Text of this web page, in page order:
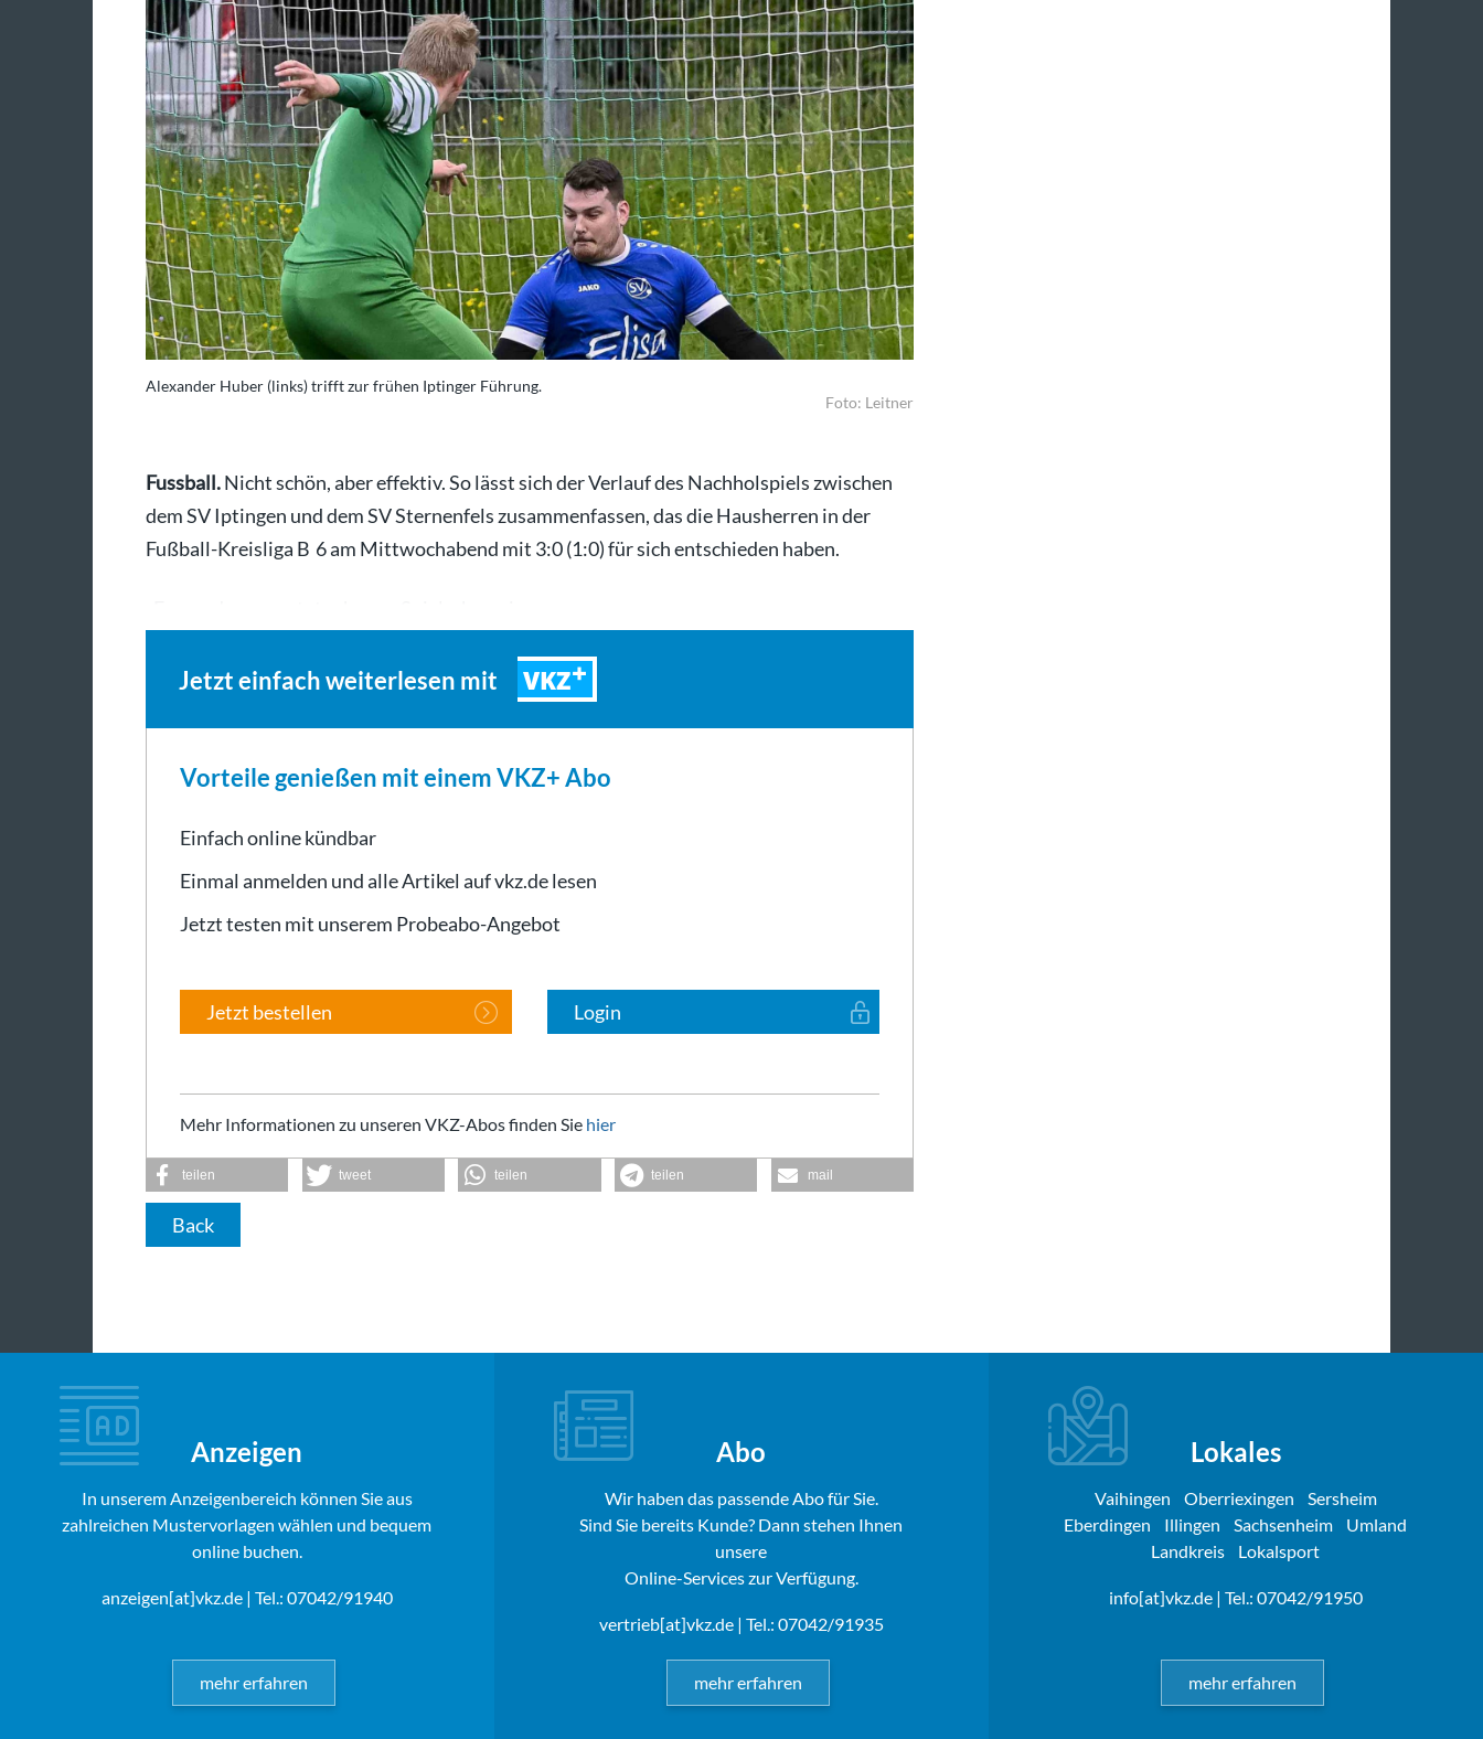
Alexander Huber (links) trifft zur frühen Iptinger Führung.
Foto: Leitner
Fussball.Nicht schön, aber effektiv. So lässt sich der Verlauf des Nachholspiels zwischen
dem SV Iptingen und dem SV Sternenfels zusammenfassen, das die Hausherren in der
Fußball-Kreisliga B 6 am Mittwochabend mit 3:0 (1:0) für sich entschieden haben.
Jetzt einfach weiterlesen mit VKZ
Vorteile genießen mit einem VKZ+ Abo
Einfach online kündbar
Einmal anmelden und alle Artikel auf vkz.de lesen
Jetzt testen mit unserem Probeabo-Angebot
Jetzt bestellen Login
Mehr Informationen zu unseren VKZ-Abos finden Sie hier
teilen tweet teilen teilen mail
Back
Anzeigen
In unserem Anzeigenbereich können Sie aus
zahlreichen Mustervorlagen wählen und bequem
online buchen.
anzeigen[at]vkz.de| Tel.: 07042/91940
mehr erfahren
Abo
Wir haben das passende Abo für Sie.
Sind Sie bereits Kunde? Dann stehen Ihnen
unsere
Online-Services zur Verfügung.
vertrieb[at]vkz.de| Tel.: 07042/91935
mehr erfahren
Lokales
Vaihingen Oberriexingen
Sersheim
Eberdingen
Illingen Sachsenheim
Umland
Landkreis
Lokalsport
info[at]vkz.de| Tel.: 07042/91950
mehr erfahren